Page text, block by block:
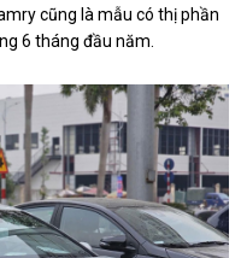
cũng là mẫu có thị phần
6 tháng đầu năm.